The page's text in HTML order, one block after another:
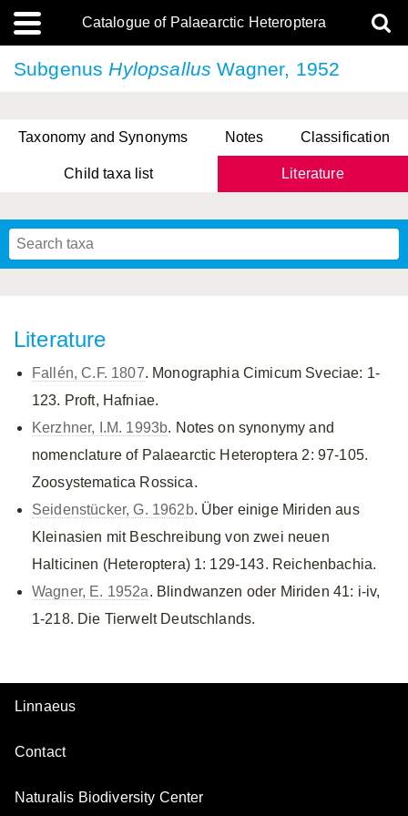
Catalogue of Palaearctic Heteroptera
Subgenus Hylopsallus Wagner, 1952
Taxonomy and Synonyms Notes Classification
Child taxa list Literature
Literature
Fallén, C.F. 1807. Monographia Cimicum Sveciae: 1-
123. Proft, Hafniae.
Kerzhner, I.M. 1993b. Notes on synonymy and
nomenclature of Palaearctic Heteroptera 2: 97-105.
Zoosystematica Rossica.
Seidenstücker, G. 1962b. Über einige Miriden aus
Kleinasien mit Beschreibung von zwei neuen
Halticinen (Heteroptera) 1: 129-143. Reichenbachia.
Wagner, E. 1952a. Blindwanzen oder Miriden 41: i-iv,
1-218. Die Tierwelt Deutschlands.
Linnaeus
Contact
Naturalis Biodiversity Center